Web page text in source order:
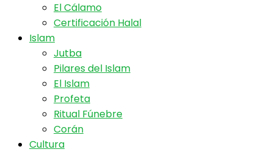
El Cálamo
Certificación Halal
Islam
Jutba
Pilares del Islam
El Islam
Profeta
Ritual Fúnebre
Corán
Cultura